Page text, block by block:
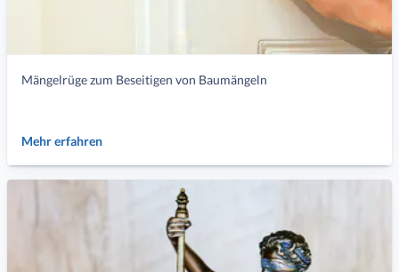
Mängelrüge zum Beseitigen von Baumängeln
Mehr erfahren